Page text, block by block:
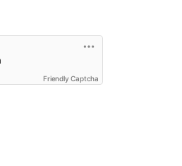
Friendly Captcha